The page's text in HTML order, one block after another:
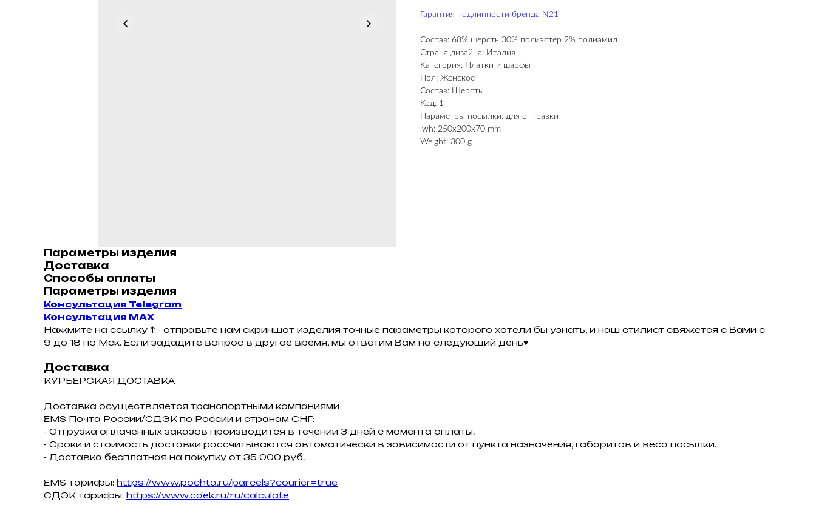
Гарантия подлинности бренда N21
Состав: 68% шерсть 30% полиэстер 2% полиамид
Страна дизайна: Италия
Категория: Платки и шарфы
Пол: Женское
Состав: Шерсть
Код: 1
Параметры посылки: для отправки
lwh: 250x200x70 mm
Weight: 300 g
Параметры изделия
Доставка
Способы оплаты
Параметры изделия
Консультация Telegram
Консультация MAX
Нажмите на ссылку ↑ - отправьте нам скриншот изделия точные параметры которого хотели бы узнать, и наш стилист свяжется с Вами с
9 до 18 по Мск. Если зададите вопрос в другое время, мы ответим Вам на следующий день♥
Доставка
КУРЬЕРСКАЯ ДОСТАВКА
Доставка осуществляется транспортными компаниями
ЕMS Почта России/СДЭК по России и странам СНГ:
- Отгрузка оплаченных заказов производится в течении 3 дней с момента оплаты.
- Сроки и стоимость доставки рассчитываются автоматически в зависимости от пункта назначения, габаритов и веса посылки.
- Доставка бесплатная на покупку от 35 000 руб.
EMS тарифы: https://www.pochta.ru/parcels?courier=true
СДЭК тарифы: https://www.cdek.ru/ru/calculate